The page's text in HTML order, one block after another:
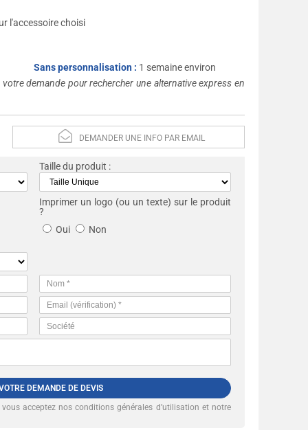
l'accessoire choisi
Sans personnalisation : 1 semaine environ
demande pour rechercher une alternative express en
DEMANDER UNE INFO PAR EMAIL
Taille du produit :
Imprimer un logo (ou un texte) sur le produit
?
Oui
Non
DEMANDE DE DEVIS
vous acceptez nosconditions générales d’utilisation et notre